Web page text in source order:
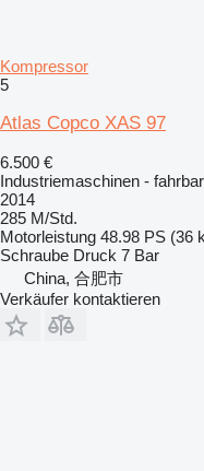
Kompressor
5
Atlas Copco XAS 97
6.500 €
Industriemaschinen -
2014
285 M/Std.
Motorleistung 48.98 PS (36
Schraube Druck 7 Bar
China, 合肥市
Verkäufer kontaktieren